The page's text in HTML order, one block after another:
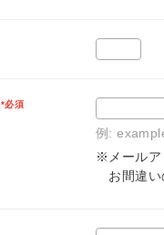
*必須
例:
※メールア
お間違い